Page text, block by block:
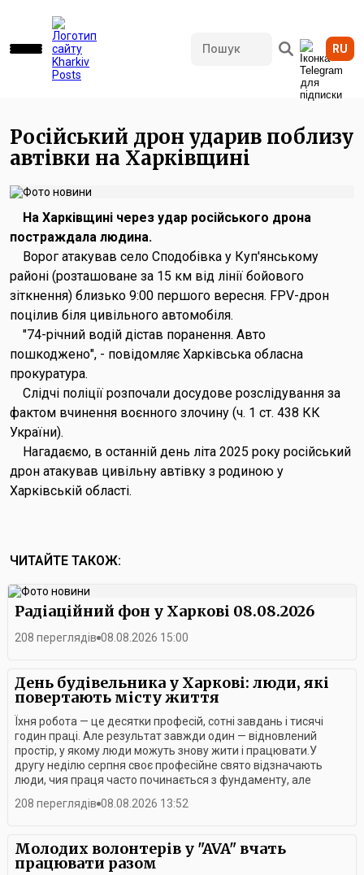
RU
520 переглядів • 01.09.2025 16:51
Російський дрон ударив поблизу
автівки на Харківщині
На Харківщині через удар російського дрона
постраждала людина.
Ворог атакував село Сподобівка у Куп'янському
районі (розташоване за 15 км від лінії бойового
зіткнення) близько 9:00 першого вересня. FPV-дрон
поцілив біля цивільного автомобіля.
"74-річний водій дістав поранення. Авто
пошкоджено", - повідомляє Харківська обласна
прокуратура.
Слідчі поліції розпочали досудове розслідування за
фактом вчинення воєнного злочину (ч. 1 ст. 438 КК
України).
Нагадаємо, в останній день літа 2025 року російський
дрон атакував цивільну автівку з родиною у
Харківській області.
ЧИТАЙТЕ ТАКОЖ:
Радіаційний фон у Харкові 08.08.2026
208 переглядів 08.08.2026 15:00
День будівельника у Харкові: люди, які
повертають місту життя
Їхня робота — це десятки професій, сотні завдань і тисячі
годин праці. Але результат завжди один — відновлений
простір, у якому люди можуть знову жити і працювати.У
другу неділю серпня своє професійне свято відзначають
люди, чия праця часто починається з фундаменту, але
будівельника для Харкова — це не лише професійне свято, а
особлива місія — відновлювати Харків, що зазнав численних
руйнувань через російську агресію. Війна змінила їхню
208 переглядів 08.08.2026 13:52
Молодих волонтерів у "AVA" вчать
працювати разом